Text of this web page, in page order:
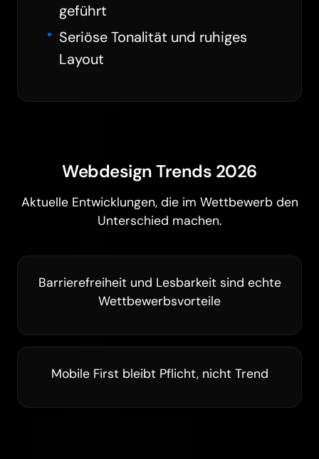
geführt
Seriöse Tonalität und ruhiges
Layout
Webdesign Trends 2026
Aktuelle Entwicklungen, die im Wettbewerb den
Unterschied machen.
Barrierefreiheit und Lesbarkeit sind echte
Wettbewerbsvorteile
Mobile First bleibt Pflicht, nicht Trend